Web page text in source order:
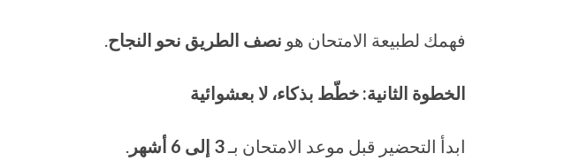
فهمك لطبيعة الامتحان هو نصف الطريق نحو النجاح
الخطوة الثانية: خطّط بذكاء، لا بعشوائية
ابدأ التحضير قبل موعد الامتحان بـ 3 إلى 6 أشهر